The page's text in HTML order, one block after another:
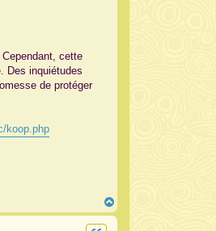
cette
Des inquiétudes
de protéger
koop.php
a
u